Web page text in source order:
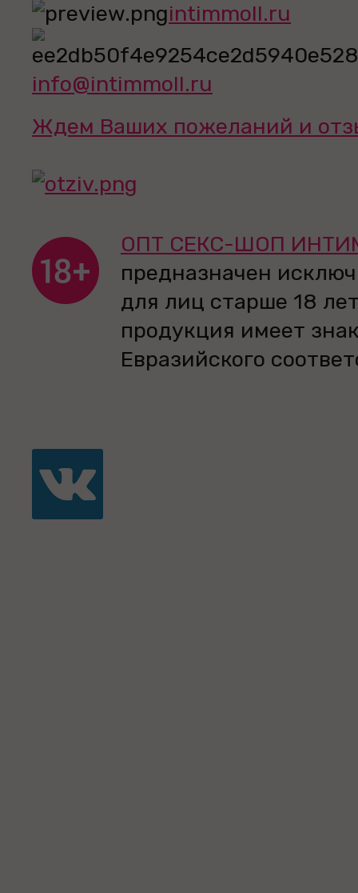
intimmoll.ru
info@intimmoll.ru
Ждем Ваших пожеланий и
ОПТ СЕКС-ШОП
предназначен
для лиц старше 18
продукция имеет
Евразийского